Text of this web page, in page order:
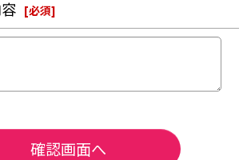
[必須]
確認画面へ